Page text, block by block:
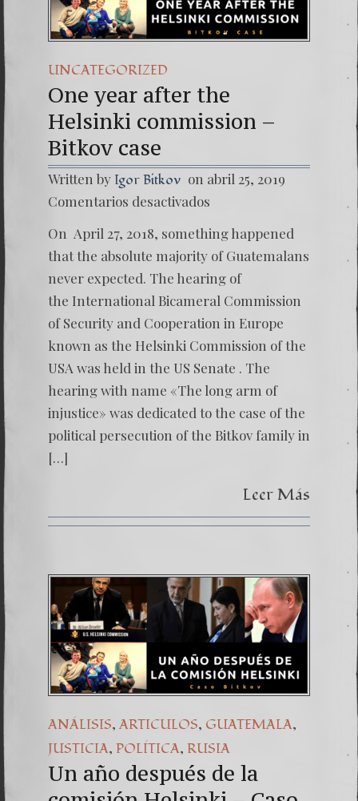
UNCATEGORIZED
One year after the
Helsinki commission –
Bitkov case
Written by Igor Bitkov on abril 25, 2019
Comentarios desactivados
On April 27, 2018, something happened
that the absolute majority of Guatemalans
never expected. The hearing of
the International Bicameral Commission
of Security and Cooperation in Europe
known as the Helsinki Commission of the
USA was held in the US Senate . The
hearing with name «The long arm of
injustice» was dedicated to the case of the
political persecution of the Bitkov family in
[…]
Leer Más
ANÁLISIS, ARTICULOS, GUATEMALA,
JUSTICIA, POLÍTICA, RUSIA
Un año después de la